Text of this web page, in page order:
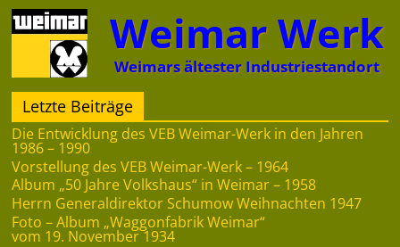
Zum
Inhalt
springen
Weimar Werk
Weimars ältester Industriestandort
Letzte Beiträge
Die Entwicklung des VEB Weimar-Werk in den Jahren
1986 – 1990
Vorstellung des VEB Weimar-Werk – 1964
Album „50 Jahre Volkshaus“ in Weimar – 1958
Herrn Generaldirektor Schumow Weihnachten 1947
Foto – Album „Waggonfabrik Weimar“
vom 19. November 1934